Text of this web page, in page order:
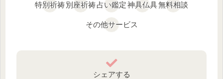
特別祈祷別座祈祷占い鑑定神具仏具無料相談
その他サービス
シェアする